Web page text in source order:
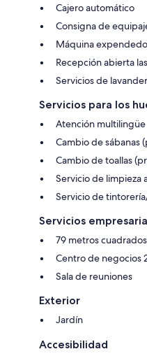
Cajero automático
Consigna de
Máquina
Recepción abierta
Servicios de
Servicios para los
Atención multilingüe
Cambio de sábanas
Cambio de toallas
Servicio de limpieza
Servicio de
Servicios
79 metros
Centro de negocios
Sala de reuniones
Exterior
Jardín
Accesibilidad